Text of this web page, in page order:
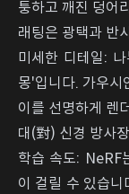
퉁하고 깨진 덩어
래팅은 광택과 반
미세한 디테일:
몽'입니다. 가우
이를 선명하게 렌
대(對) 신경 방사
학습 속도: NeRF
이 걸릴 수 있습